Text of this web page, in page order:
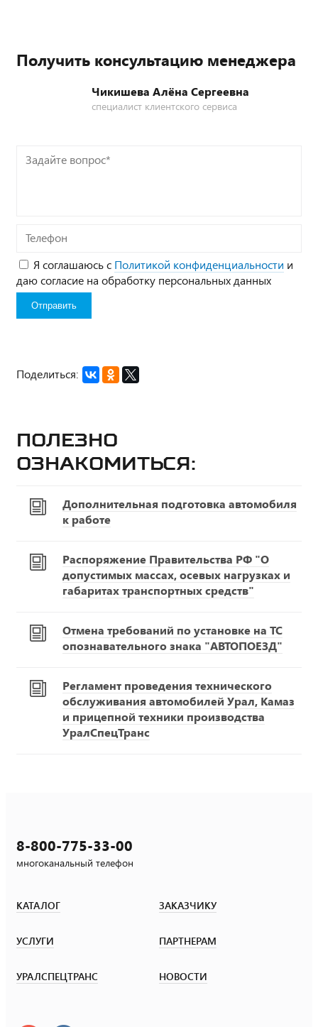
Получить консультацию менеджера
Чикишева Алёна Сергеевна
специалист клиентского сервиса
Задайте
вопрос*
Телефон
Я соглашаюсь с Политикой конфиденциальности и
даю согласие на обработку персональных данных
Поделиться:
Полезно
ознакомиться:
Дополнительная подготовка автомобиля
к работе
Распоряжение Правительства РФ "О
допустимых массах, осевых нагрузках и
габаритах транспортных средств"
Отмена требований по установке на ТС
опознавательного знака "АВТОПОЕЗД"
Регламент проведения технического
обслуживания автомобилей Урал, Камаз
и прицепной техники производства
УралСпецТранс
8-800-775-33-00
многоканальный телефон
КАТАЛОГ ЗАКАЗЧИКУ
УСЛУГИ ПАРТНЕРАМ
УРАЛСПЕЦТРАНС НОВОСТИ